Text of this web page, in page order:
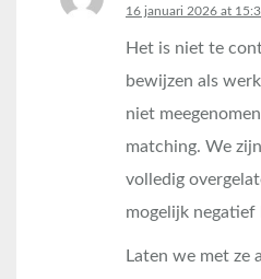
says:
16 januari 2026 at
Het is niet te
bewijzen als
niet
matching. We
volledig
mogelijk negatief
Laten we met ze